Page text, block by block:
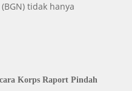
tidak hanya
Korps Raport Pindah